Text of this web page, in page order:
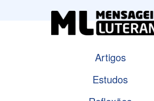
Artigos
Estudos